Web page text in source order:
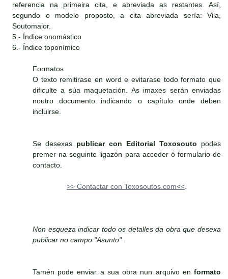
referencia na primeira cita, e abreviada as restantes. Así,
segundo o modelo proposto, a cita abreviada sería: Vila,
Soutomaior.
5.- Índice onomástico
6.- Índice toponímico
Formatos
O texto remitirase en word e evitarase todo formato que
dificulte a súa maquetación. As imaxes serán enviadas
noutro documento indicando o capítulo onde deben
incluirse.
Se desexas publicar con Editorial Toxosouto podes
premer na seguinte ligazón para acceder ó formulario de
contacto.
>> Contactar con Toxosoutos.com<<
Non esqueza indicar todo os detalles da obra que desexa
publicar no campo "Asunto"
Tamén pode enviar a sua obra nun arquivo en formato